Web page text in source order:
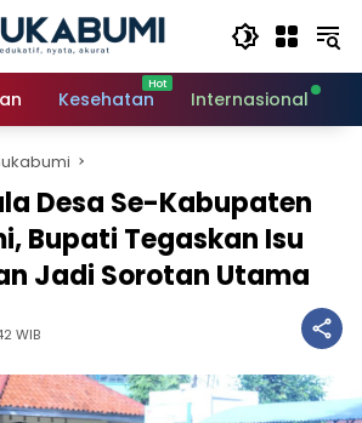
Kesehatan Internasional
Desa Se-Kabupaten
Bupati Tegaskan Isu
Jadi Sorotan Utama
WIB